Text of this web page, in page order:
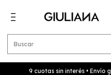
9 cuotas sin interés • Envío